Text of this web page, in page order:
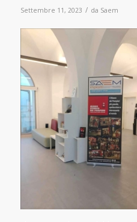
Settembre 11, 2023 / da Saem